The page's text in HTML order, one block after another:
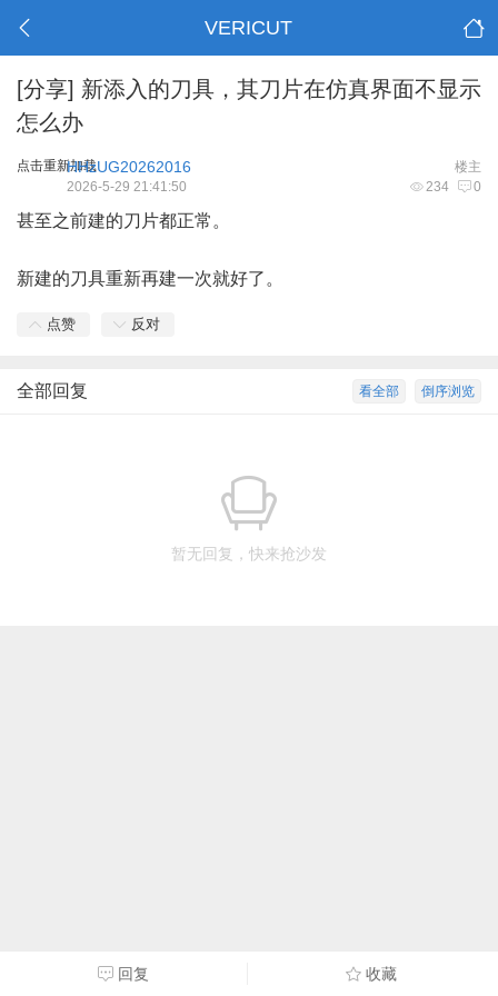
VERICUT
[分享] 新添入的刀具，其刀片在仿真界面不显示
怎么办
点击重新加载 楼主
HHzUG20262016
234 0
2026-5-29 21:41:50
甚至之前建的刀片都正常。
新建的刀具重新再建一次就好了。
点赞 反对
倒序浏览
看全部
全部回复
暂无回复，快来抢沙发
回复 收藏